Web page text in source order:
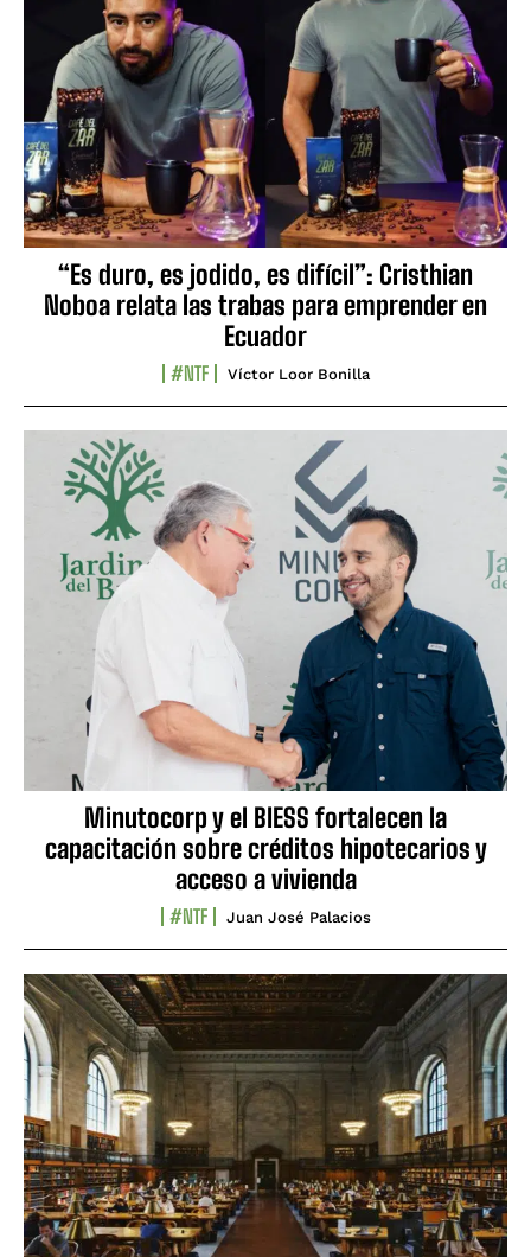
“Es duro, es jodido, es difícil”: Cristhian
Noboa relata las trabas para emprender en
Ecuador
#NTF Víctor Loor Bonilla
Minutocorp y el BIESS fortalecen la
capacitación sobre créditos hipotecarios y
acceso a vivienda
#NTF Juan José Palacios